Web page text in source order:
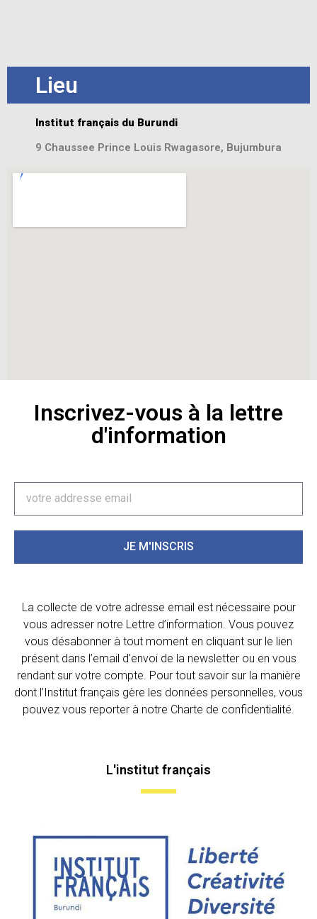
Lieu
Institut français du Burundi
9 Chaussee Prince Louis Rwagasore, Bujumbura
Inscrivez-vous à la lettre
d'information
JE M'INSCRIS
La collecte de votre adresse email est nécessaire pour
vous adresser notre Lettre d’information. Vous pouvez
vous désabonner à tout moment en cliquant sur le lien
présent dans l’email d’envoi de la newsletter ou en vous
rendant sur votre compte. Pour tout savoir sur la manière
dont l’Institut français gère les données personnelles, vous
pouvez vous reporter à notre Charte de confidentialité.
L'institut français